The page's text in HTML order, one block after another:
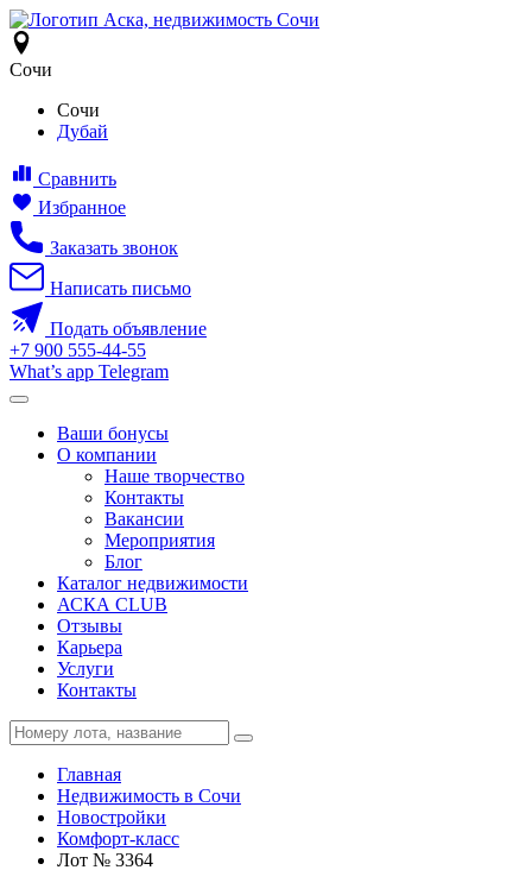
Сочи
Сочи
Дубай
Сравнить
Избранное
Заказать звонок
Написать письмо
Подать объявление
+7 900 555-44-55
What’s app Telegram
Ваши бонусы
О компании
Наше творчество
Контакты
Вакансии
Мероприятия
Блог
Каталог недвижимости
АСКА CLUB
Отзывы
Карьера
Услуги
Контакты
Главная
Недвижимость в Сочи
Новостройки
Комфорт-класс
Лот № 3364